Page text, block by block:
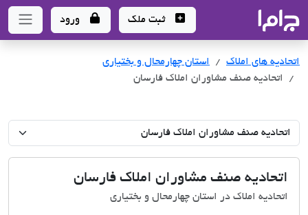
- سامانه جامع املاک و مشاورین املاک
ثبت ملک ورود
اتحادیه های املاک اتحادیه های املاک
استان چهارمحال و بختیاری
اتحادیه صنف مشاوران املاک فارسان
اتحادیه صنف مشاوران املاک فارسان
اتحادیه املاک در استان چهارمحال و بختیاری